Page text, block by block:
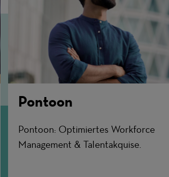
Pontoon
Pontoon: Optimiertes Workforce
Management & Talentakquise.